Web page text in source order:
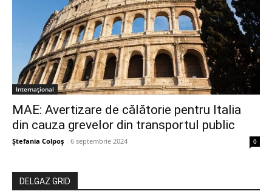
Internațional
MAE: Avertizare de călătorie pentru Italia
din cauza grevelor din transportul public
Ștefania Colpoș - 6 septembrie 2024 0
DELGAZ GRID